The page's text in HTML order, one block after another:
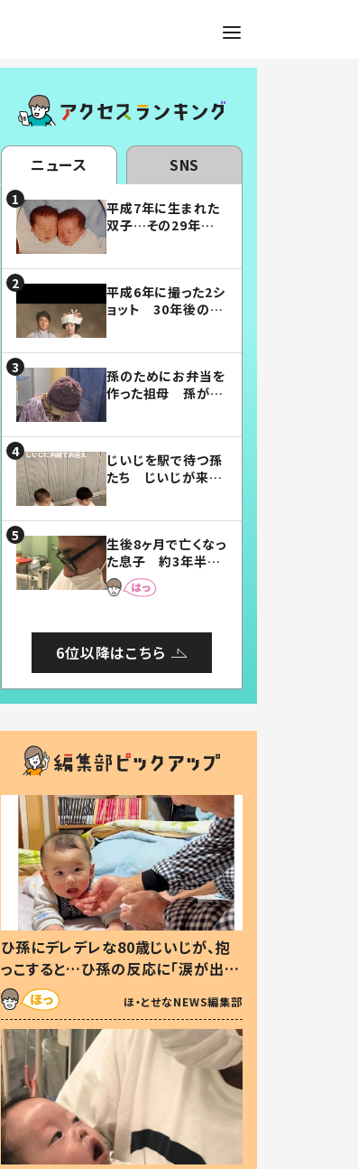
ニュース SNS
平成7年に生まれた
双子…その29年後
平成6年に撮った2シ
ョット 30年後の姿
孫のためにお弁当を
作った祖母 孫が絶
じいじを駅で待つ孫
たち じいじが来た
まらない」「幸せにな
れる」
生後8ヶ月で亡くなっ
た息子 約3年半
後、当時の妻の日記
に書いてあった本音
6位以降はこちら
ひ孫にデレデレな80歳じいじが、抱
っこすると…ひ孫の反応に「涙が出ま
した」「可愛くて仕方ない」
ほ・とせなNEWS編集部